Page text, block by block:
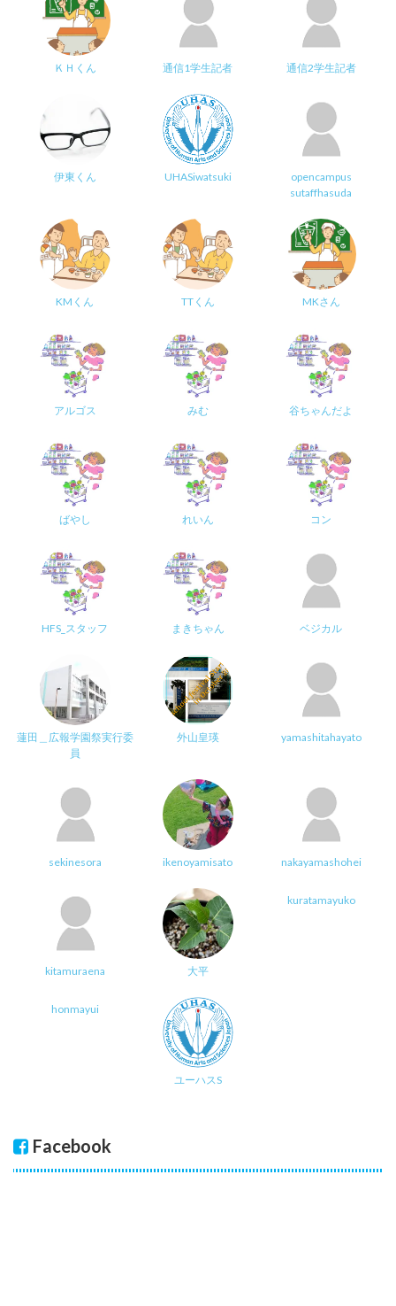
ＫＨくん 通信1学生記者 通信2学生記者
伊東くん UHASiwatsuki
opencampus
sutaffhasuda
KMくん TTくん MKさん
アルゴス みむ 谷ちゃんだよ
ばやし れいん コン
HFS_スタッフ まきちゃん ベジカル
蓮田＿広報学園祭実行委
員
外山皇瑛 yamashitahayato
sekinesora ikenoyamisato nakayamashohei
kitamuraena 大平
kuratamayuko
honmayui
ユーハスS
Facebook